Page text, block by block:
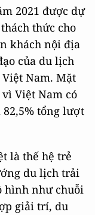
2021 được dự
thức cho
khách nội địa
của du lịch
Nam. Mặt
Việt Nam có
tổng lượt
là thế hệ trẻ
du lịch trải
hình như chuỗi
giải trí, du